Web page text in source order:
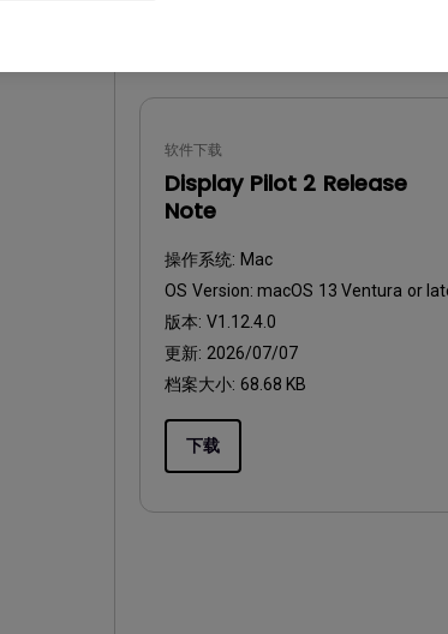
软件下载
Display Pilot 2 Release
Note
操作系统: Mac
OS Version: macOS 13 Ventura or
版本: V1.12.4.0
更新: 2026/07/07
档案大小: 68.68 KB
下载